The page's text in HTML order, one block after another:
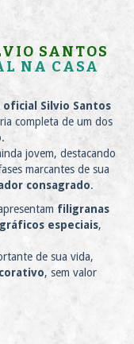
SANTOS
NA CASA
Silvio Santos
completa de um dos
jovem, destacando
marcantes de sua
consagrado.
filigranas
especiais,
de sua vida,
, sem valor